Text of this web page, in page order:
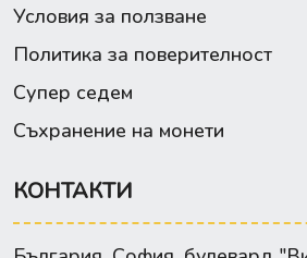
Условия за ползване
Политика за поверителност
Супер седем
Съхранение на монети
КОНТАКТИ